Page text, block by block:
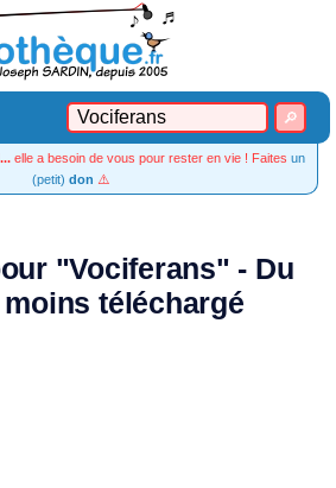
elle a besoin de vous pour rester en vie ! Faites un
(petit) don ⚠️
"Vociferans" - Du
téléchargé